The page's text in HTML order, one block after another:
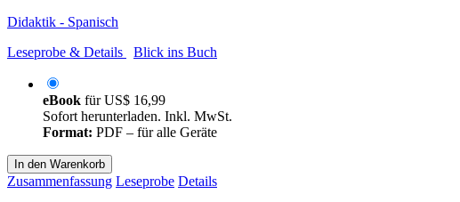
Didaktik - Spanisch
Leseprobe & Details
Blick ins Buch
eBook fürUS$ 16,99
Sofort herunterladen. Inkl. MwSt.
Format: PDF – für alle Geräte
In den Warenkorb
Zusammenfassung Leseprobe Details